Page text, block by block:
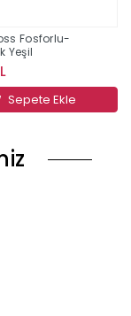
Fosforlu-
Yeşil
Sepete Ekle